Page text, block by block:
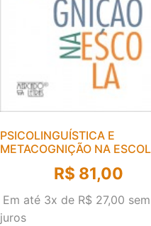
PSICOLINGUÍSTICA E
METACOGNIÇÃO NA
R$ 81,00
Em até 3x de R$ 27,00 sem
juros